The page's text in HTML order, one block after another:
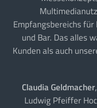
Empfangsbereichs für
und Bar. Das alles
Kunden als auch
Claudia Geldmacher
Ludwig Pfeiffer